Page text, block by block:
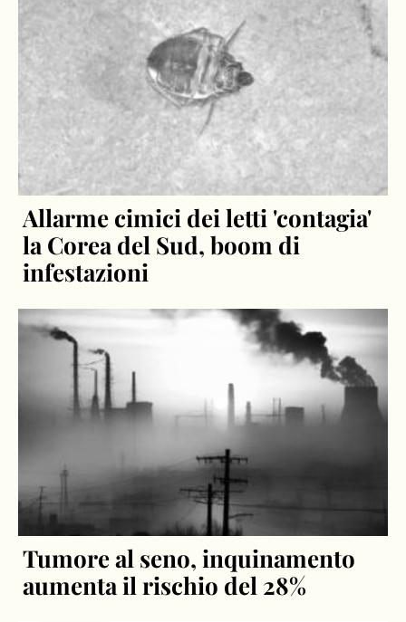
Allarme cimici dei letti 'contagia'
la Corea del Sud, boom di
infestazioni
Tumore al seno, inquinamento
aumenta il rischio del 28%